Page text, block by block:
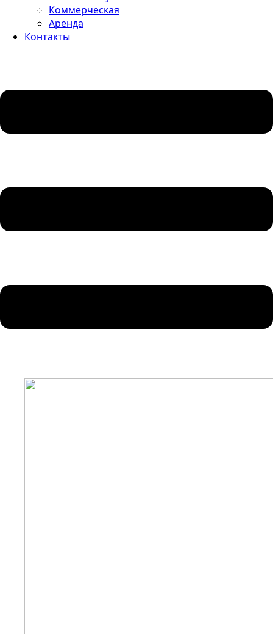
Коммерческая
Аренда
Контакты